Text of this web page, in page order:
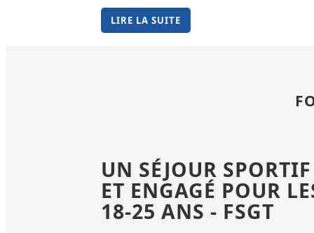
LIRE LA SUITE
UN SÉJOUR SPORTIF
ET ENGAGÉ POUR
18-25 ANS - FSGT